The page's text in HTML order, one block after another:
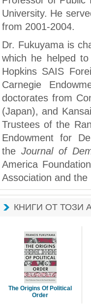
University. He
from 2001-2004.
Dr. Fukuyama is
which he helped
Hopkins SAIS
Carnegie
doctorates from
(Japan), and
Trustees of the
Endowment for
the Journal of
America
Association and
КНИГИ ОТ ТОЗИ
The Origins Of Political
Order